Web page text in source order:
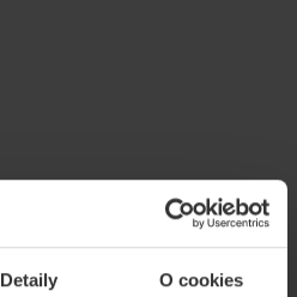
Detaily O cookies